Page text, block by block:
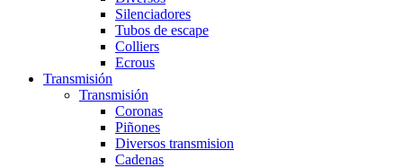
Silenciadores
Tubos de escape
Colliers
Ecrous
Transmisión
Transmisión
Coronas
Piñones
Diversos transmision
Cadenas